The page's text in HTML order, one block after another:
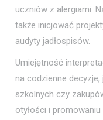
uczniów z alergiami.
także inicjować
audyty jadłospisów.
Umiejętność
na codzienne
szkolnych czy
otyłości i